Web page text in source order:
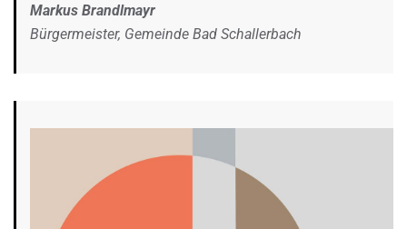
Markus Brandlmayr
Bürgermeister, Gemeinde Bad Schallerbach